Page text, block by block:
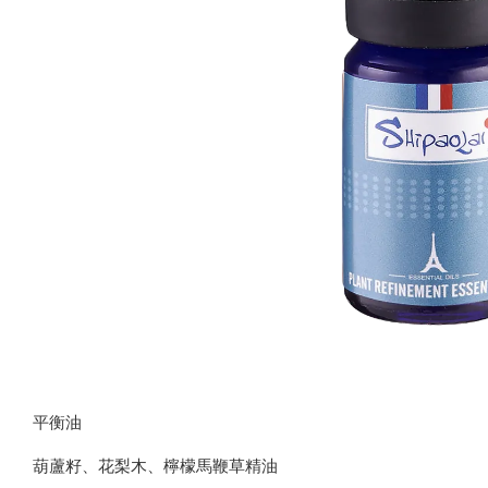
平衡油
葫蘆籽、花梨木、檸檬馬鞭草精油